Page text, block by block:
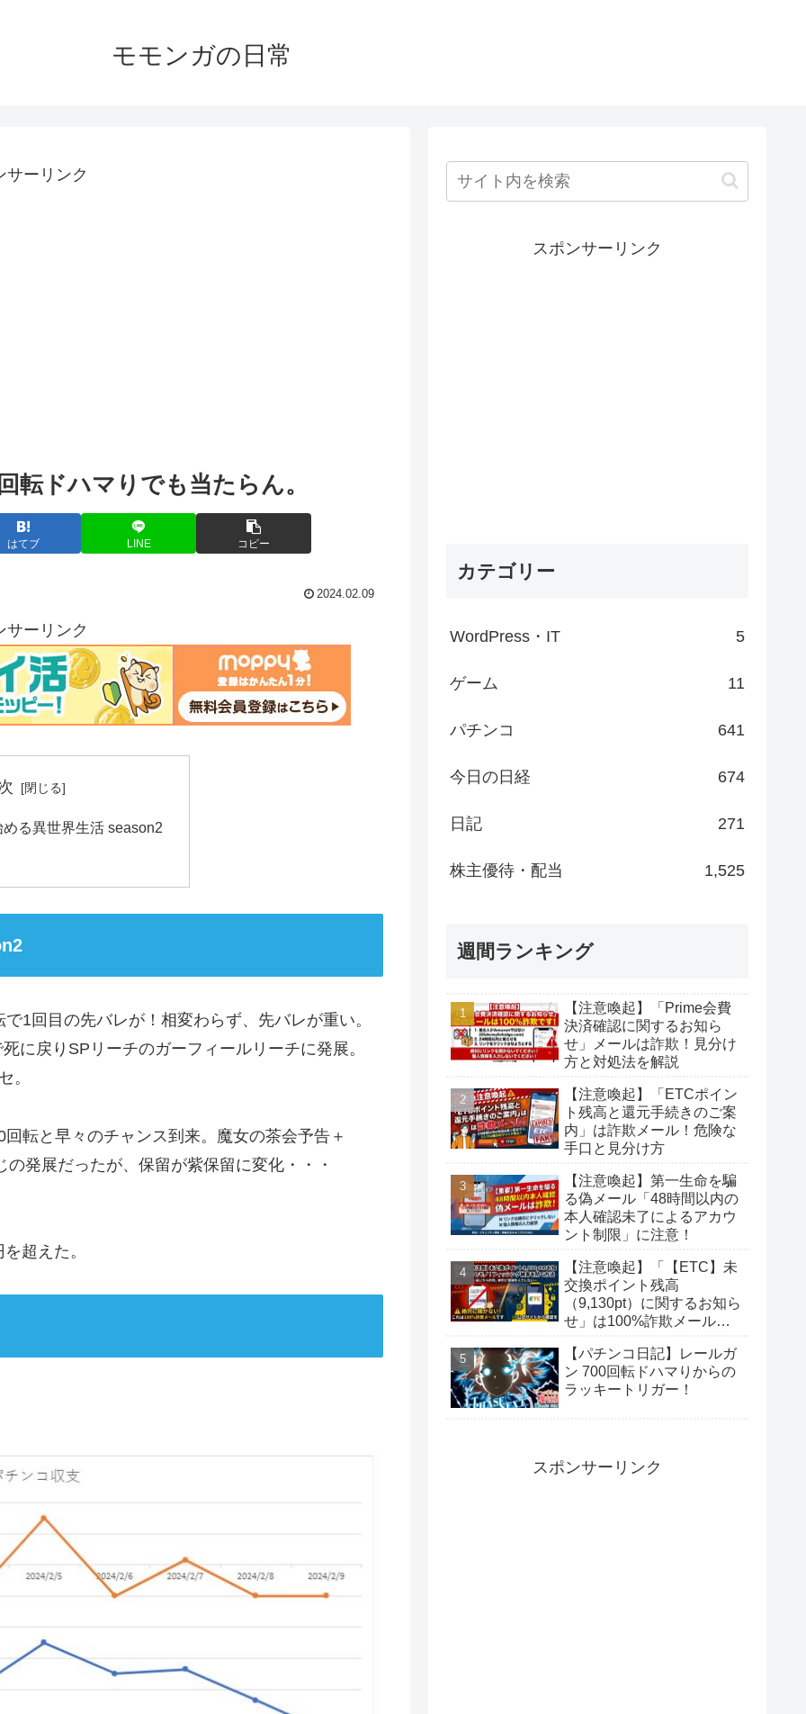
モモンガの日常
サーリンク
転ドハマりでも当たらん。
はてブ LINE コピー
2024.02.09
サーリンク
る異世界生活 season2
1回目の先バレが！相変わらず、先バレが重い。
に戻りSPリーチのガーフィールリーチに発展。
。
転と早々のチャンス到来。魔女の茶会予告＋
発展だったが、保留が紫保留に変化・・・
超えた。
スポンサーリンク
カテゴリー
WordPress・IT 5
ゲーム 11
パチンコ 641
今日の日経 674
日記 271
株主優待・配当 1,525
週間ランキング
【注意喚起】「Prime会費
決済確認に関するお知ら
せ」メールは詐欺！見分け
方と対処法を解説
【注意喚起】「ETCポイン
ト残高と還元手続きのご案
内」は詐欺メール！危険な
手口と見分け方
【注意喚起】第一生命を騙
る偽メール「48時間以内の
本人確認未了によるアカウ
ント制限」に注意！
【注意喚起】「【ETC】未
交換ポイント残高
（9,130pt）に関するお知ら
せ」は100%詐欺メール！
【パチンコ日記】レールガ
ン 700回転ドハマりからの
ラッキートリガー！
スポンサーリンク